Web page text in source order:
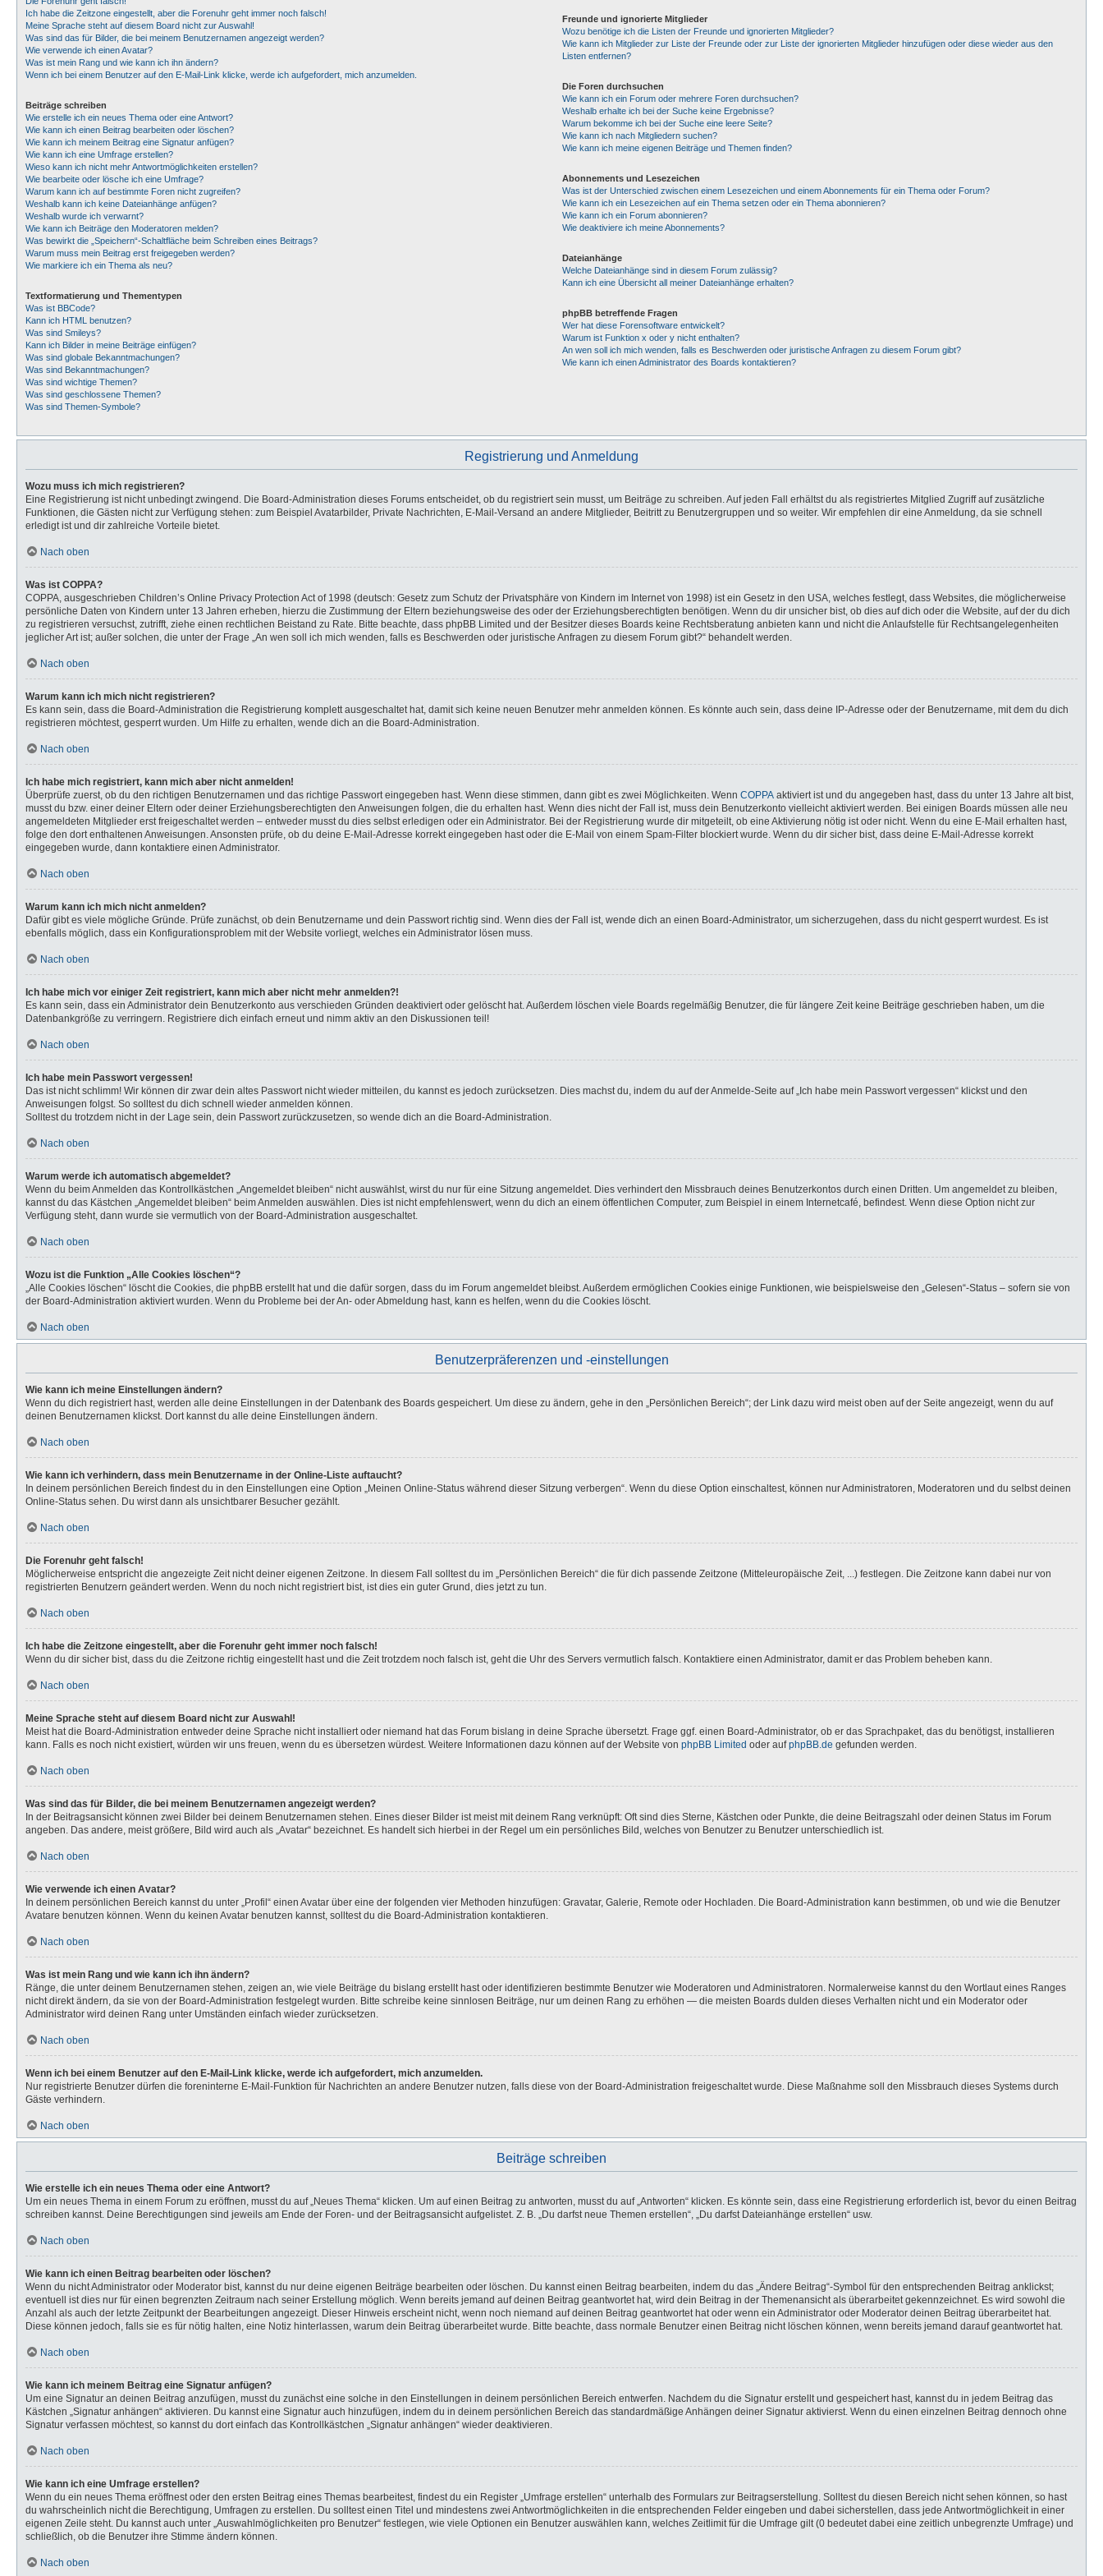
Ich habe die Zeitzone eingestellt, aber die Forenuhr geht immer noch falsch!
Meine Sprache steht auf diesem Board nicht zur Auswahl!
Was sind das für Bilder, die bei meinem Benutzernamen angezeigt werden?
Wie verwende ich einen Avatar?
Was ist mein Rang und wie kann ich ihn ändern?
Wenn ich bei einem Benutzer auf den E-Mail-Link klicke, werde ich aufgefordert, mich anzumelden.
Beiträge schreiben
Wie erstelle ich ein neues Thema oder eine Antwort?
Wie kann ich einen Beitrag bearbeiten oder löschen?
Wie kann ich meinem Beitrag eine Signatur anfügen?
Wie kann ich eine Umfrage erstellen?
Wieso kann ich nicht mehr Antwortmöglichkeiten erstellen?
Wie bearbeite oder lösche ich eine Umfrage?
Warum kann ich auf bestimmte Foren nicht zugreifen?
Weshalb kann ich keine Dateianhänge anfügen?
Weshalb wurde ich verwarnt?
Wie kann ich Beiträge den Moderatoren melden?
Was bewirkt die „Speichern“-Schaltfläche beim Schreiben eines Beitrags?
Warum muss mein Beitrag erst freigegeben werden?
Wie markiere ich ein Thema als neu?
Textformatierung und Thementypen
Was ist BBCode?
Kann ich HTML benutzen?
Was sind Smileys?
Kann ich Bilder in meine Beiträge einfügen?
Was sind globale Bekanntmachungen?
Was sind Bekanntmachungen?
Was sind wichtige Themen?
Was sind geschlossene Themen?
Was sind Themen-Symbole?
Freunde und ignorierte Mitglieder
Wozu benötige ich die Listen der Freunde und ignorierten Mitglieder?
Wie kann ich Mitglieder zur Liste der Freunde oder zur Liste der ignorierten Mitglieder hinzufügen oder diese wieder aus den
Listen entfernen?
Die Foren durchsuchen
Wie kann ich ein Forum oder mehrere Foren durchsuchen?
Weshalb erhalte ich bei der Suche keine Ergebnisse?
Warum bekomme ich bei der Suche eine leere Seite?
Wie kann ich nach Mitgliedern suchen?
Wie kann ich meine eigenen Beiträge und Themen finden?
Abonnements und Lesezeichen
Was ist der Unterschied zwischen einem Lesezeichen und einem Abonnements für ein Thema oder Forum?
Wie kann ich ein Lesezeichen auf ein Thema setzen oder ein Thema abonnieren?
Wie kann ich ein Forum abonnieren?
Wie deaktiviere ich meine Abonnements?
Dateianhänge
Welche Dateianhänge sind in diesem Forum zulässig?
Kann ich eine Übersicht all meiner Dateianhänge erhalten?
phpBB betreffende Fragen
Wer hat diese Forensoftware entwickelt?
Warum ist Funktion x oder y nicht enthalten?
An wen soll ich mich wenden, falls es Beschwerden oder juristische Anfragen zu diesem Forum gibt?
Wie kann ich einen Administrator des Boards kontaktieren?
Registrierung und Anmeldung
Wozu muss ich mich registrieren?
Eine Registrierung ist nicht unbedingt zwingend. Die Board-Administration dieses Forums entscheidet, ob du registriert sein musst, um Beiträge zu schreiben. Auf jeden Fall erhältst du als registriertes Mitglied Zugriff auf zusätzliche
Funktionen, die Gästen nicht zur Verfügung stehen: zum Beispiel Avatarbilder, Private Nachrichten, E-Mail-Versand an andere Mitglieder, Beitritt zu Benutzergruppen und so weiter. Wir empfehlen dir eine Anmeldung, da sie schnell
erledigt ist und dir zahlreiche Vorteile bietet.
Nach oben
Was ist COPPA?
COPPA, ausgeschrieben Children’s Online Privacy Protection Act of 1998 (deutsch: Gesetz zum Schutz der Privatsphäre von Kindern im Internet von 1998) ist ein Gesetz in den USA, welches festlegt, dass Websites, die möglicherweise
persönliche Daten von Kindern unter 13 Jahren erheben, hierzu die Zustimmung der Eltern beziehungsweise des oder der Erziehungsberechtigten benötigen. Wenn du dir unsicher bist, ob dies auf dich oder die Website, auf der du dich
zu registrieren versuchst, zutrifft, ziehe einen rechtlichen Beistand zu Rate. Bitte beachte, dass phpBB Limited und der Besitzer dieses Boards keine Rechtsberatung anbieten kann und nicht die Anlaufstelle für Rechtsangelegenheiten
jeglicher Art ist; außer solchen, die unter der Frage „An wen soll ich mich wenden, falls es Beschwerden oder juristische Anfragen zu diesem Forum gibt?“ behandelt werden.
Nach oben
Warum kann ich mich nicht registrieren?
Es kann sein, dass die Board-Administration die Registrierung komplett ausgeschaltet hat, damit sich keine neuen Benutzer mehr anmelden können. Es könnte auch sein, dass deine IP-Adresse oder der Benutzername, mit dem du dich
registrieren möchtest, gesperrt wurden. Um Hilfe zu erhalten, wende dich an die Board-Administration.
Nach oben
Ich habe mich registriert, kann mich aber nicht anmelden!
Überprüfe zuerst, ob du den richtigen Benutzernamen und das richtige Passwort eingegeben hast. Wenn diese stimmen, dann gibt es zwei Möglichkeiten. Wenn COPPA aktiviert ist und du angegeben hast, dass du unter 13 Jahre alt bist,
musst du bzw. einer deiner Eltern oder deiner Erziehungsberechtigten den Anweisungen folgen, die du erhalten hast. Wenn dies nicht der Fall ist, muss dein Benutzerkonto vielleicht aktiviert werden. Bei einigen Boards müssen alle neu
angemeldeten Mitglieder erst freigeschaltet werden – entweder musst du dies selbst erledigen oder ein Administrator. Bei der Registrierung wurde dir mitgeteilt, ob eine Aktivierung nötig ist oder nicht. Wenn du eine E-Mail erhalten hast,
folge den dort enthaltenen Anweisungen. Ansonsten prüfe, ob du deine E-Mail-Adresse korrekt eingegeben hast oder die E-Mail von einem Spam-Filter blockiert wurde. Wenn du dir sicher bist, dass deine E-Mail-Adresse korrekt
eingegeben wurde, dann kontaktiere einen Administrator.
Nach oben
Warum kann ich mich nicht anmelden?
Dafür gibt es viele mögliche Gründe. Prüfe zunächst, ob dein Benutzername und dein Passwort richtig sind. Wenn dies der Fall ist, wende dich an einen Board-Administrator, um sicherzugehen, dass du nicht gesperrt wurdest. Es ist
ebenfalls möglich, dass ein Konfigurationsproblem mit der Website vorliegt, welches ein Administrator lösen muss.
Nach oben
Ich habe mich vor einiger Zeit registriert, kann mich aber nicht mehr anmelden?!
Es kann sein, dass ein Administrator dein Benutzerkonto aus verschieden Gründen deaktiviert oder gelöscht hat. Außerdem löschen viele Boards regelmäßig Benutzer, die für längere Zeit keine Beiträge geschrieben haben, um die
Datenbankgröße zu verringern. Registriere dich einfach erneut und nimm aktiv an den Diskussionen teil!
Nach oben
Ich habe mein Passwort vergessen!
Das ist nicht schlimm! Wir können dir zwar dein altes Passwort nicht wieder mitteilen, du kannst es jedoch zurücksetzen. Dies machst du, indem du auf der Anmelde-Seite auf „Ich habe mein Passwort vergessen“ klickst und den
Anweisungen folgst. So solltest du dich schnell wieder anmelden können.
Solltest du trotzdem nicht in der Lage sein, dein Passwort zurückzusetzen, so wende dich an die Board-Administration.
Nach oben
Warum werde ich automatisch abgemeldet?
Wenn du beim Anmelden das Kontrollkästchen „Angemeldet bleiben“ nicht auswählst, wirst du nur für eine Sitzung angemeldet. Dies verhindert den Missbrauch deines Benutzerkontos durch einen Dritten. Um angemeldet zu bleiben,
kannst du das Kästchen „Angemeldet bleiben“ beim Anmelden auswählen. Dies ist nicht empfehlenswert, wenn du dich an einem öffentlichen Computer, zum Beispiel in einem Internetcafé, befindest. Wenn diese Option nicht zur
Verfügung steht, dann wurde sie vermutlich von der Board-Administration ausgeschaltet.
Nach oben
Wozu ist die Funktion „Alle Cookies löschen“?
„Alle Cookies löschen“ löscht die Cookies, die phpBB erstellt hat und die dafür sorgen, dass du im Forum angemeldet bleibst. Außerdem ermöglichen Cookies einige Funktionen, wie beispielsweise den „Gelesen“-Status – sofern sie von
der Board-Administration aktiviert wurden. Wenn du Probleme bei der An- oder Abmeldung hast, kann es helfen, wenn du die Cookies löscht.
Nach oben
Benutzerpräferenzen und -einstellungen
Wie kann ich meine Einstellungen ändern?
Wenn du dich registriert hast, werden alle deine Einstellungen in der Datenbank des Boards gespeichert. Um diese zu ändern, gehe in den „Persönlichen Bereich“; der Link dazu wird meist oben auf der Seite angezeigt, wenn du auf
deinen Benutzernamen klickst. Dort kannst du alle deine Einstellungen ändern.
Nach oben
Wie kann ich verhindern, dass mein Benutzername in der Online-Liste auftaucht?
In deinem persönlichen Bereich findest du in den Einstellungen eine Option „Meinen Online-Status während dieser Sitzung verbergen“. Wenn du diese Option einschaltest, können nur Administratoren, Moderatoren und du selbst deinen
Online-Status sehen. Du wirst dann als unsichtbarer Besucher gezählt.
Nach oben
Die Forenuhr geht falsch!
Möglicherweise entspricht die angezeigte Zeit nicht deiner eigenen Zeitzone. In diesem Fall solltest du im „Persönlichen Bereich“ die für dich passende Zeitzone (Mitteleuropäische Zeit, ...) festlegen. Die Zeitzone kann dabei nur von
registrierten Benutzern geändert werden. Wenn du noch nicht registriert bist, ist dies ein guter Grund, dies jetzt zu tun.
Nach oben
Ich habe die Zeitzone eingestellt, aber die Forenuhr geht immer noch falsch!
Wenn du dir sicher bist, dass du die Zeitzone richtig eingestellt hast und die Zeit trotzdem noch falsch ist, geht die Uhr des Servers vermutlich falsch. Kontaktiere einen Administrator, damit er das Problem beheben kann.
Nach oben
Meine Sprache steht auf diesem Board nicht zur Auswahl!
Meist hat die Board-Administration entweder deine Sprache nicht installiert oder niemand hat das Forum bislang in deine Sprache übersetzt. Frage ggf. einen Board-Administrator, ob er das Sprachpaket, das du benötigst, installieren
kann. Falls es noch nicht existiert, würden wir uns freuen, wenn du es übersetzen würdest. Weitere Informationen dazu können auf der Website von phpBB Limited oder aufphpBB.de gefunden werden.
Nach oben
Was sind das für Bilder, die bei meinem Benutzernamen angezeigt werden?
In der Beitragsansicht können zwei Bilder bei deinem Benutzernamen stehen. Eines dieser Bilder ist meist mit deinem Rang verknüpft: Oft sind dies Sterne, Kästchen oder Punkte, die deine Beitragszahl oder deinen Status im Forum
angeben. Das andere, meist größere, Bild wird auch als „Avatar“ bezeichnet. Es handelt sich hierbei in der Regel um ein persönliches Bild, welches von Benutzer zu Benutzer unterschiedlich ist.
Nach oben
Wie verwende ich einen Avatar?
In deinem persönlichen Bereich kannst du unter „Profil“ einen Avatar über eine der folgenden vier Methoden hinzufügen: Gravatar, Galerie, Remote oder Hochladen. Die Board-Administration kann bestimmen, ob und wie die Benutzer
Avatare benutzen können. Wenn du keinen Avatar benutzen kannst, solltest du die Board-Administration kontaktieren.
Nach oben
Was ist mein Rang und wie kann ich ihn ändern?
Ränge, die unter deinem Benutzernamen stehen, zeigen an, wie viele Beiträge du bislang erstellt hast oder identifizieren bestimmte Benutzer wie Moderatoren und Administratoren. Normalerweise kannst du den Wortlaut eines Ranges
nicht direkt ändern, da sie von der Board-Administration festgelegt wurden. Bitte schreibe keine sinnlosen Beiträge, nur um deinen Rang zu erhöhen — die meisten Boards dulden dieses Verhalten nicht und ein Moderator oder
Administrator wird deinen Rang unter Umständen einfach wieder zurücksetzen.
Nach oben
Wenn ich bei einem Benutzer auf den E-Mail-Link klicke, werde ich aufgefordert, mich anzumelden.
Nur registrierte Benutzer dürfen die foreninterne E-Mail-Funktion für Nachrichten an andere Benutzer nutzen, falls diese von der Board-Administration freigeschaltet wurde. Diese Maßnahme soll den Missbrauch dieses Systems durch
Gäste verhindern.
Nach oben
Beiträge schreiben
Wie erstelle ich ein neues Thema oder eine Antwort?
Um ein neues Thema in einem Forum zu eröffnen, musst du auf „Neues Thema“ klicken. Um auf einen Beitrag zu antworten, musst du auf „Antworten“ klicken. Es könnte sein, dass eine Registrierung erforderlich ist, bevor du einen Beitrag
schreiben kannst. Deine Berechtigungen sind jeweils am Ende der Foren- und der Beitragsansicht aufgelistet. Z. B. „Du darfst neue Themen erstellen“, „Du darfst Dateianhänge erstellen“ usw.
Nach oben
Wie kann ich einen Beitrag bearbeiten oder löschen?
Wenn du nicht Administrator oder Moderator bist, kannst du nur deine eigenen Beiträge bearbeiten oder löschen. Du kannst einen Beitrag bearbeiten, indem du das „Ändere Beitrag“-Symbol für den entsprechenden Beitrag anklickst;
eventuell ist dies nur für einen begrenzten Zeitraum nach seiner Erstellung möglich. Wenn bereits jemand auf deinen Beitrag geantwortet hat, wird dein Beitrag in der Themenansicht als überarbeitet gekennzeichnet. Es wird sowohl die
Anzahl als auch der letzte Zeitpunkt der Bearbeitungen angezeigt. Dieser Hinweis erscheint nicht, wenn noch niemand auf deinen Beitrag geantwortet hat oder wenn ein Administrator oder Moderator deinen Beitrag überarbeitet hat.
Diese können jedoch, falls sie es für nötig halten, eine Notiz hinterlassen, warum dein Beitrag überarbeitet wurde. Bitte beachte, dass normale Benutzer einen Beitrag nicht löschen können, wenn bereits jemand darauf geantwortet hat.
Nach oben
Wie kann ich meinem Beitrag eine Signatur anfügen?
Um eine Signatur an deinen Beitrag anzufügen, musst du zunächst eine solche in den Einstellungen in deinem persönlichen Bereich entwerfen. Nachdem du die Signatur erstellt und gespeichert hast, kannst du in jedem Beitrag das
Kästchen „Signatur anhängen“ aktivieren. Du kannst eine Signatur auch hinzufügen, indem du in deinem persönlichen Bereich das standardmäßige Anhängen deiner Signatur aktivierst. Wenn du einen einzelnen Beitrag dennoch ohne
Signatur verfassen möchtest, so kannst du dort einfach das Kontrollkästchen „Signatur anhängen“ wieder deaktivieren.
Nach oben
Wie kann ich eine Umfrage erstellen?
Wenn du ein neues Thema eröffnest oder den ersten Beitrag eines Themas bearbeitest, findest du ein Register „Umfrage erstellen“ unterhalb des Formulars zur Beitragserstellung. Solltest du diesen Bereich nicht sehen können, so hast
du wahrscheinlich nicht die Berechtigung, Umfragen zu erstellen. Du solltest einen Titel und mindestens zwei Antwortmöglichkeiten in die entsprechenden Felder eingeben und dabei sicherstellen, dass jede Antwortmöglichkeit in einer
eigenen Zeile steht. Du kannst auch unter „Auswahlmöglichkeiten pro Benutzer“ festlegen, wie viele Optionen ein Benutzer auswählen kann, welches Zeitlimit für die Umfrage gilt (0 bedeutet dabei eine zeitlich unbegrenzte Umfrage) und
schließlich, ob die Benutzer ihre Stimme ändern können.
Nach oben